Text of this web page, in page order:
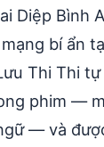
Diệp Bình
bí ẩn
Thi Thi
phim —
— và